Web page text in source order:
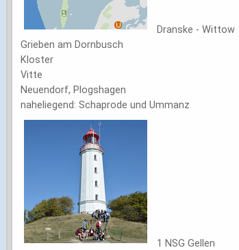
Dranske - Wittow
Grieben am Dornbusch
Kloster
Vitte
Neuendorf, Plogshagen
naheliegend: Schaprode und Ummanz
1 NSG Gellen